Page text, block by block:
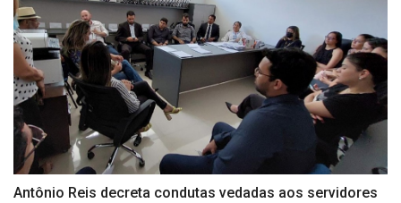
Antônio Reis decreta condutas vedadas aos servidores